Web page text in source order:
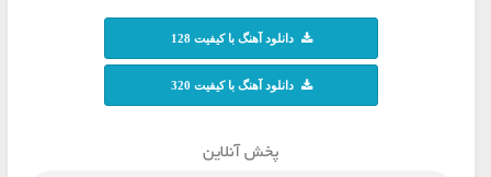
دانلود آهنگ با کیفیت 128
دانلود آهنگ با کیفیت 320
پخش آنلاین